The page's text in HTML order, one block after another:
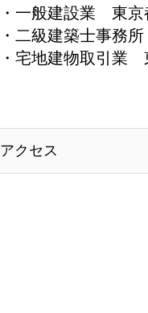
・一般建設業 東
・二級建築士事務
・宅地建物取引業
アクセス